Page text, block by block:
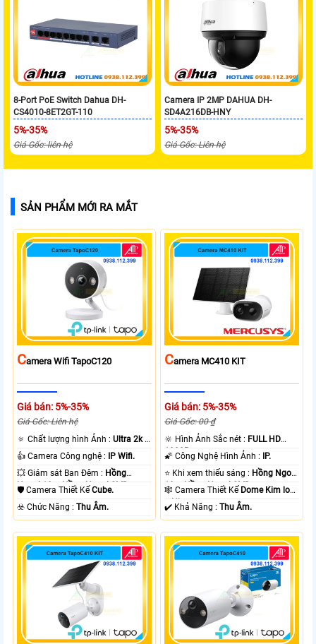
8-Port PoE Switch Dahua DH-
CS4010-8ET2GT-110
5%-35%
Giá Gốc: liên hệ
Camera IP 2MP DAHUA DH-
SD4A216DB-HNY
5%-35%
Giá Gốc: Liên hệ
SẢN PHẨM MỚI RA MẮT
CAmera Wifi TapoC120
Giá bán: 5%-35%
Giá Gốc: Liên hệ
🔅 Chất lượng hình Ảnh :Ultra 2k +
.
👍 Camera Công nghệ :
IP Wifi.
💥 Giám sát Ban Đêm : Hồng
Ngoại 10m Hồng Ngoại SMD.
🛡 Camera Thiết KếCube.
️☣️ Chức Năng :Thu Âm.
CAmera MC410 KIT
Giá bán: 5%-35%
Giá Gốc: 00 ₫
🔆 Hình Ảnh Sắc nét : FULL HD
1080P .
🌠 Công Nghệ Hình Ảnh :
IP.
⭐ Khi xem thiếu sáng : Hồng Ngoại
10m Hồng Ngoại SMD.
🕸️ Camera Thiết Kế Dome Kim loại
+ Nhựa.
️✔️ Khả Năng :Thu Âm.